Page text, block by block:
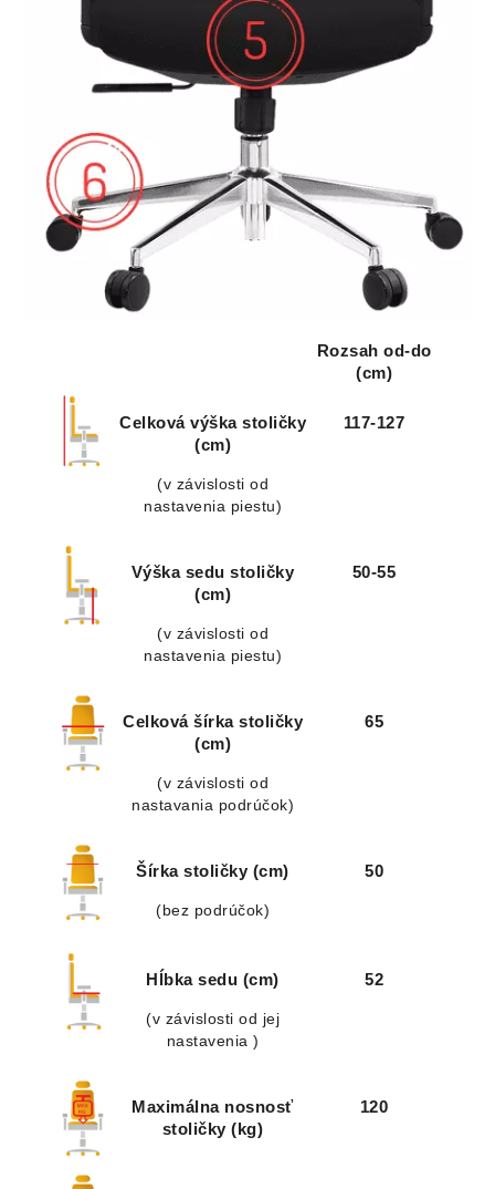
Rozsah od-do
(cm)
Celková výška stoličky
(cm)
(v závislosti od
nastavenia piestu)
117-127
Výška sedu stoličky
(cm)
(v závislosti od
nastavenia piestu)
50-55
Celková šírka stoličky
(cm)
(v závislosti od
nastavania podrúčok)
65
Šírka stoličky (cm)
(bez podrúčok)
50
Hĺbka sedu (cm)
(v závislosti od jej
nastavenia )
52
Maximálna nosnosť
stoličky (kg)
120